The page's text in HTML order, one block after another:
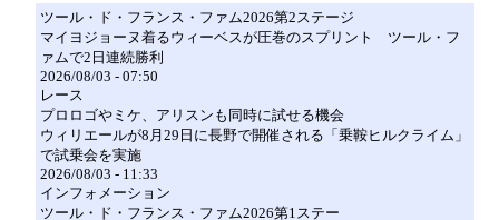
ツール・ド・フランス・ファム2026第2ステージ
マイヨジョーヌ着るウィーベスが圧巻のスプリント ツール・フ
ァムで2日連続勝利
2026/08/03 - 07:50
レース
プロロゴやミケ、アリスンも同時に試せる機会
ウィリエールが8月29日に長野で開催される「乗鞍ヒルクライム」
で試乗会を実施
2026/08/03 - 11:33
インフォメーション
ツール・ド・フランス・ファム2026第1ステー